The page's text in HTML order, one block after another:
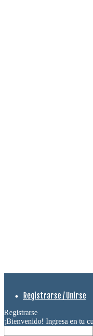
Registrarse / Unirse
Registrarse
¡Bienvenido! Ingresa en tu